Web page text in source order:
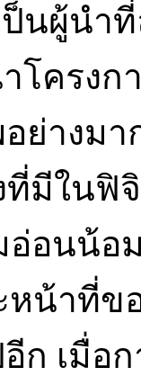
ป็นผู้นำ
ครงก
อย่างม
ที่มีในฟิ
อนน้อ
หน้าที่ข
ก เมื่อ